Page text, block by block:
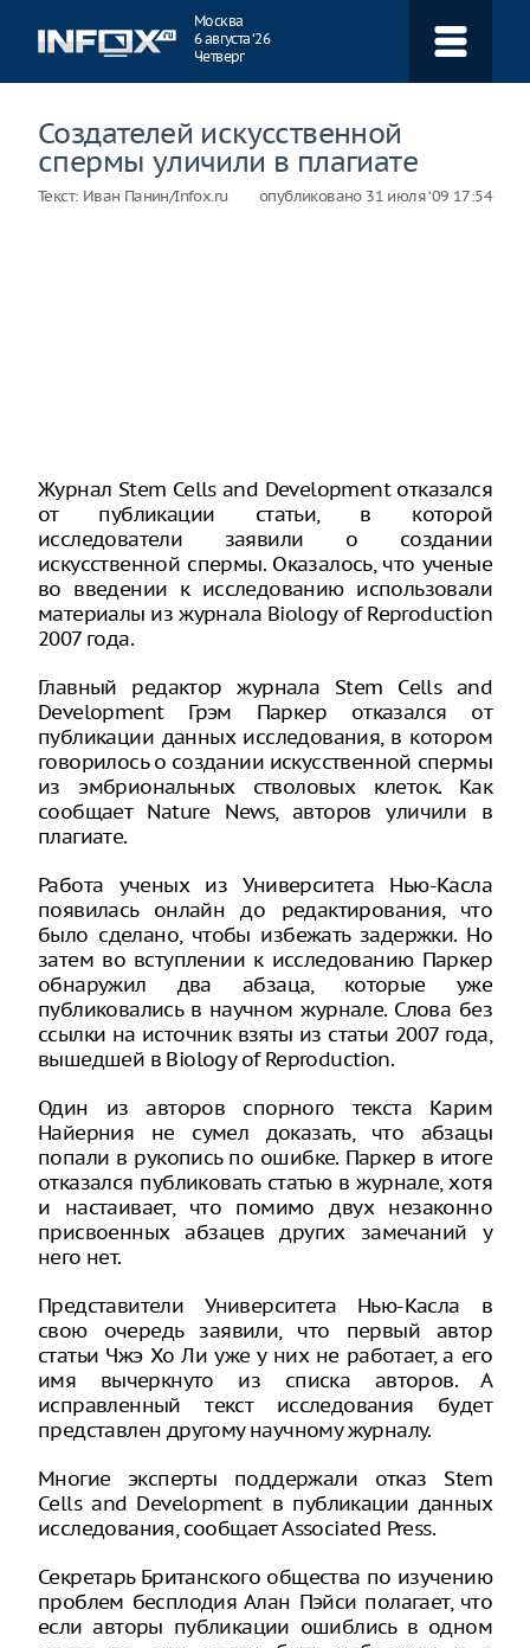
Москва
6 августа ‘26
Четверг
Создателей искусственной
спермы уличили в плагиате
Текст: Иван Панин/Infox.ru опубликовано 31 июля ‘09 17:54
Журнал Stem Cells and Development отказался
от публикации статьи, в которой
исследователи заявили о создании
искусственной спермы. Оказалось, что ученые
во введении к исследованию использовали
материалы из журнала Biology of Reproduction
2007 года.
Главный редактор журнала Stem Cells and
Development Грэм Паркер отказался от
публикации данных исследования, в котором
говорилось о создании искусственной спермы
из эмбриональных стволовых клеток. Как
сообщает Nature News, авторов уличили в
плагиате.
Работа ученых из Университета Нью-Касла
появилась онлайн до редактирования, что
было сделано, чтобы избежать задержки. Но
затем во вступлении к исследованию Паркер
обнаружил два абзаца, которые уже
публиковались в научном журнале. Слова без
ссылки на источник взяты из статьи 2007 года,
вышедшей в Biology of Reproduction.
Один из авторов спорного текста Карим
Найерния не сумел доказать, что абзацы
попали в рукопись по ошибке. Паркер в итоге
отказался публиковать статью в журнале, хотя
и настаивает, что помимо двух незаконно
присвоенных абзацев других замечаний у
него нет.
Представители Университета Нью-Касла в
свою очередь заявили, что первый автор
статьи Чжэ Хо Ли уже у них не работает, а его
имя вычеркнуто из списка авторов. А
исправленный текст исследования будет
представлен другому научному журналу.
Многие эксперты поддержали отказ Stem
Cells and Development в публикации данных
исследования, сообщает Associated Press.
Секретарь Британского общества по изучению
проблем бесплодия Алан Пэйси полагает, что
если авторы публикации ошиблись в одном